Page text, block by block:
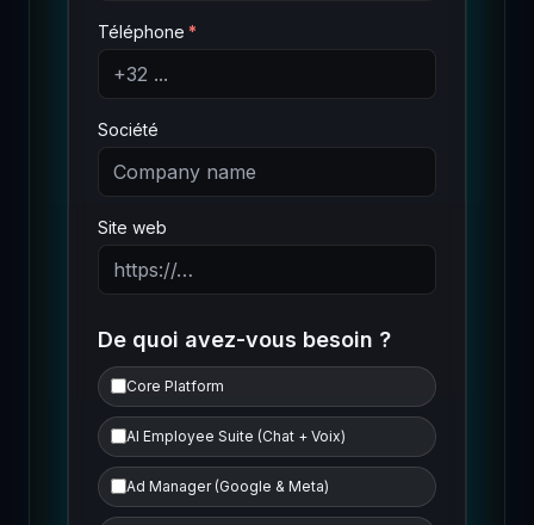
Téléphone
Société
Site web
De quoi avez-vous besoin ?
Core Platform
AI Employee Suite (Chat + Voix)
Ad Manager (Google & Meta)